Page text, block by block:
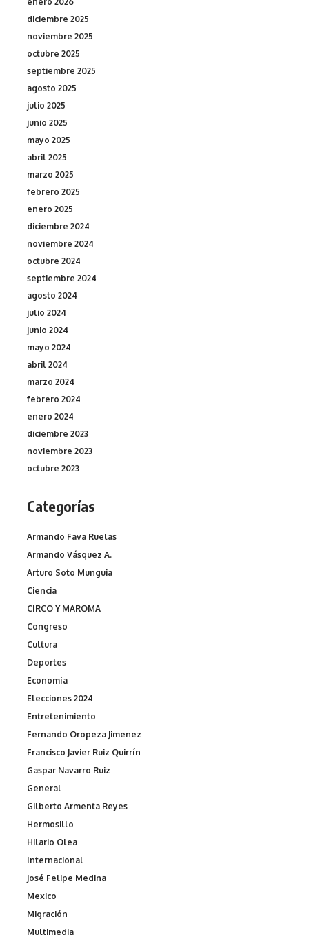
diciembre 2025
noviembre 2025
octubre 2025
septiembre 2025
agosto 2025
julio 2025
junio 2025
mayo 2025
abril 2025
marzo 2025
febrero 2025
enero 2025
diciembre 2024
noviembre 2024
octubre 2024
septiembre 2024
agosto 2024
julio 2024
junio 2024
mayo 2024
abril 2024
marzo 2024
febrero 2024
enero 2024
diciembre 2023
noviembre 2023
octubre 2023
Categorías
Armando Fava Ruelas
Armando Vásquez A.
Arturo Soto Munguia
Ciencia
CIRCO Y MAROMA
Congreso
Cultura
Deportes
Economía
Elecciones 2024
Entretenimiento
Fernando Oropeza Jimenez
Francisco Javier Ruiz Quirrín
Gaspar Navarro Ruiz
General
Gilberto Armenta Reyes
Hermosillo
Hilario Olea
Internacional
José Felipe Medina
Mexico
Migración
Multimedia